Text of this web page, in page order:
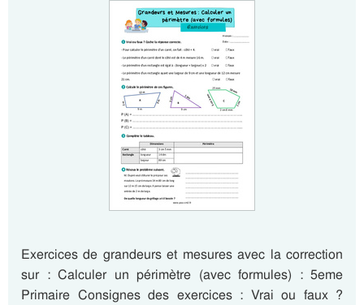
Exercices de grandeurs et mesures avec la correction
sur : Calculer un périmètre (avec formules) : 5eme
Primaire Consignes des exercices : Vrai ou faux ?